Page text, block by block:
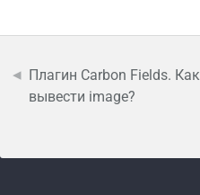
Плагин Carbon Fields. Как
вывести image?